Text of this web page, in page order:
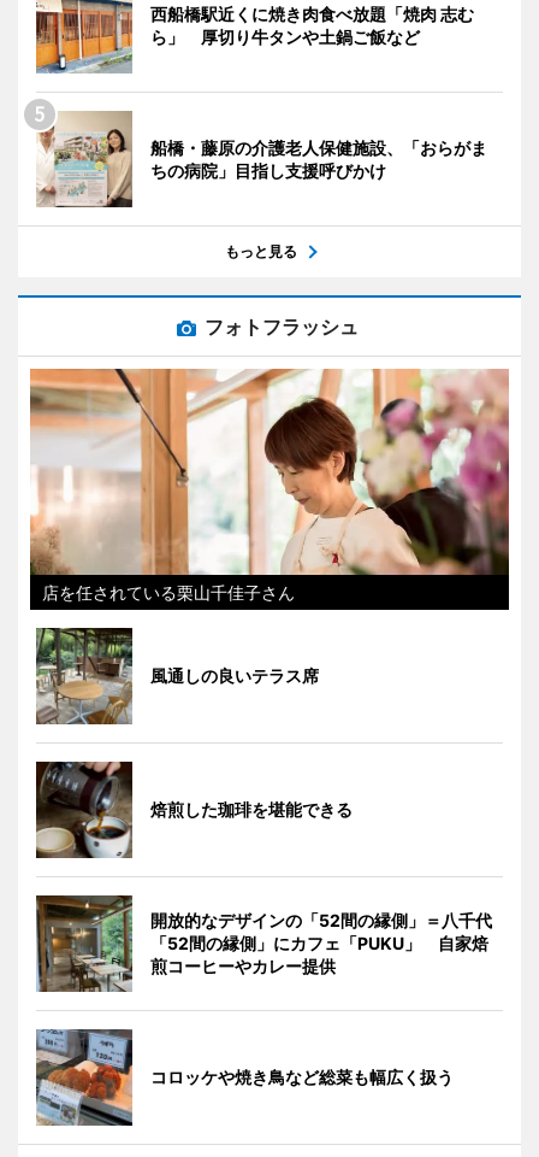
西船橋駅近くに焼き肉食べ放題「焼肉 志む
ら」 厚切り牛タンや土鍋ご飯など
船橋・藤原の介護老人保健施設、「おらがま
ちの病院」目指し支援呼びかけ
もっと見る
フォトフラッシュ
店を任されている栗山千佳子さん
風通しの良いテラス席
焙煎した珈琲を堪能できる
開放的なデザインの「52間の縁側」＝八千代
「52間の縁側」にカフェ「PUKU」 自家焙
煎コーヒーやカレー提供
コロッケや焼き鳥など総菜も幅広く扱う